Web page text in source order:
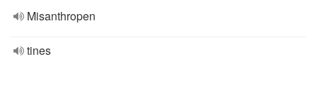
Misanthropen
tines